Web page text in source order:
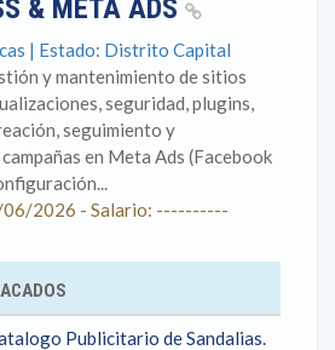
& META ADS
| Estado: Distrito Capital
y mantenimiento de sitios
seguridad, plugins,
seguimiento y
en Meta Ads (Facebook
06/2026 - Salario: ----------
Publicitario de Sandalias.